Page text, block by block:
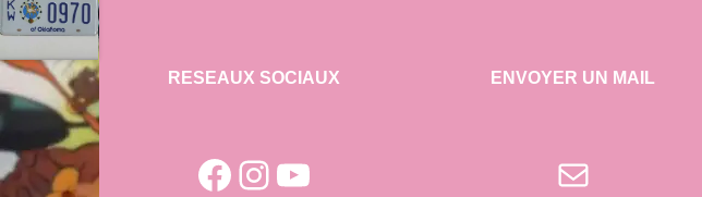
RESEAUX SOCIAUX
Facebook
Instagram
YouTube
ENVOYER UN MAIL
E-mail